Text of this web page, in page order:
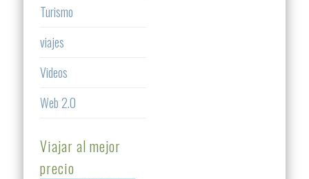
Turismo
viajes
Videos
Web 2.0
Viajar al mejor
precio